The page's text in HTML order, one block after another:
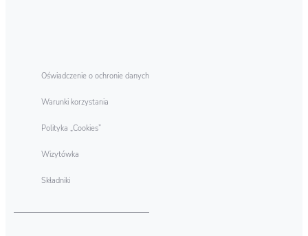
Oświadczenie o ochronie danych
Warunki korzystania
Polityka „Cookies”
Wizytówka
Składniki